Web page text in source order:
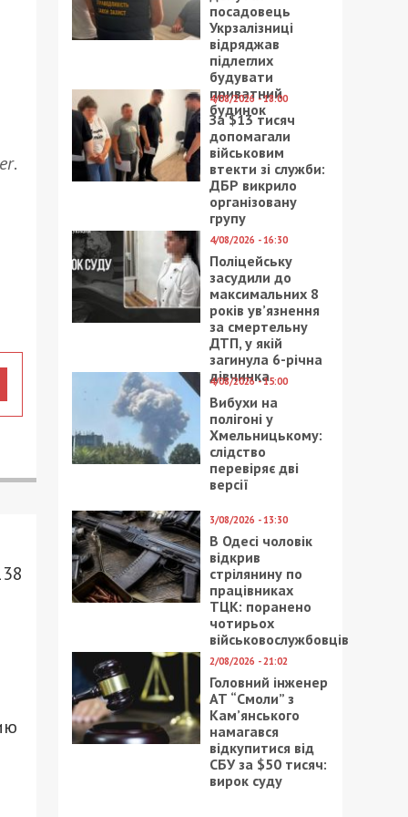
.
посадовець
Укрзалізниці
відряджав
підлеглих
будувати
приватний
будинок
4/08/2026 - 18:00
За $13 тисяч
допомагали
військовим
втекти зі служби:
ДБР викрило
організовану
групу
4/08/2026 - 16:30
Поліцейську
засудили до
максимальних 8
років ув’язнення
за смертельну
ДТП, у якій
загинула 6-річна
дівчинка
4/08/2026 - 15:00
Вибухи на
полігоні у
Хмельницькому:
слідство
перевіряє дві
версії
3/08/2026 - 13:30
В Одесі чоловік
відкрив
стрілянину по
працівниках
ТЦК: поранено
чотирьох
військовослужбовців
2/08/2026 - 21:02
Головний інженер
АТ “Смоли” з
Кам’янського
намагався
відкупитися від
СБУ за $50 тисяч:
вирок суду